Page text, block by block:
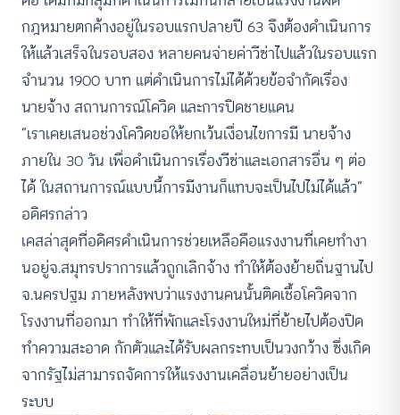
กฎหมายตกค้างอยู่ในรอบแรกปลายปี 63 จึงต้องดำเนินการ
ให้แล้วเสร็จในรอบสอง หลายคนจ่ายค่าวีซ่าไปแล้วในรอบแรก
จำนวน 1900 บาท แต่ดำเนินการไม่ได้ด้วยข้อจำกัดเรื่อง
นายจ้าง สถานการณ์โควิด และการปิดชายแดน
“เราเคยเสนอช่วงโควิดขอให้ยกเว้นเงื่อนไขการมี นายจ้าง
ภายใน 30 วัน เพื่อดำเนินการเรื่องวีซ่าและเอกสารอื่น ๆ ต่อ
ได้ ในสถานการณ์แบบนี้การมีงานก็แทบจะเป็นไปไม่ได้แล้ว”
อดิศรกล่าว
เคสล่าสุดที่อดิศรดำเนินการช่วยเหลือคือแรงงานที่เคยทำงา
นอยู่จ.สมุทรปราการแล้วถูกเลิกจ้าง ทำให้ต้องย้ายถิ่นฐานไป
จ.นครปฐม ภายหลังพบว่าแรงงานคนนั้นติดเชื้อโควิดจาก
โรงงานที่ออกมา ทำให้ที่พักและโรงงานใหม่ที่ย้ายไปต้องปิด
ทำความสะอาด กักตัวและได้รับผลกระทบเป็นวงกว้าง ซึ่งเกิด
จากรัฐไม่สามารถจัดการให้แรงงานเคลื่อนย้ายอย่างเป็น
ระบบ